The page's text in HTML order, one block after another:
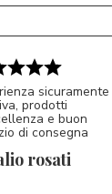
sicuramente
prodotti
e buon
di consegna
rosati